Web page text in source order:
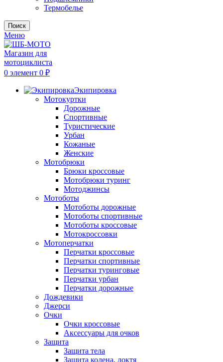
Термобелье
Поиск
Меню
0 элемент 0 ₽
Экипировка
Мотокуртки
Дорожные
Спортивные
Туристические
Урбан
Кожаные
Женские
Мотобрюки
Брюки кроссовые
Мотобрюки туринг
Мотоджинсы
Мотоботы
Мотоботы дорожные
Мотоботы спортивные
Мотоботы кроссовые
Мотокроссовки
Мотоперчатки
Перчатки кроссовые
Перчатки спортивные
Перчатки туринговые
Перчатки урбан
Перчатки дорожные
Дождевики
Джерси
Очки
Очки кроссовые
Аксессуары для очков
Защита
Защита тела
Защита колена, локтя